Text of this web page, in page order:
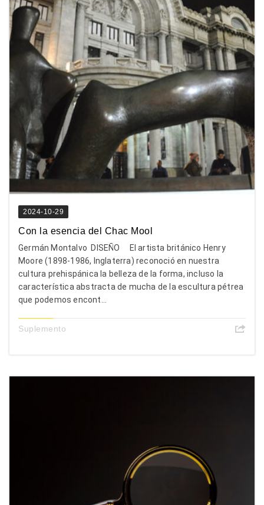
2024-10-29
Con la esencia del Chac Mool
Germán Montalvo DISEÑO El artista británico Henry
Moore (1898-1986, Inglaterra) reconoció en nuestra
cultura prehispánica la belleza de la forma, incluso la
característica abstracta de mucha de la escultura pétrea
que podemos encont...
Suplemento